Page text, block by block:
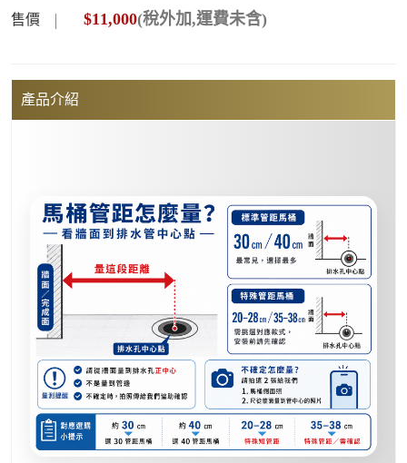
售價 $11,000(稅外加,運費未含)
產品介紹